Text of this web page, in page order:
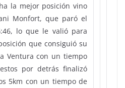
la mejor posición vino
Monfort, que paró el
lo que le valió para
que consiguió su
Ventura con un tiempo
por detrás finalizó
5km con un tiempo de